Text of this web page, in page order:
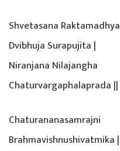
Shvetasana Raktamadhya
Dvibhuja Surapujita |
Niranjana Nilajangha
Chaturvargaphalaprada ||
Chaturananasamrajni
Brahmavishnushivatmika |